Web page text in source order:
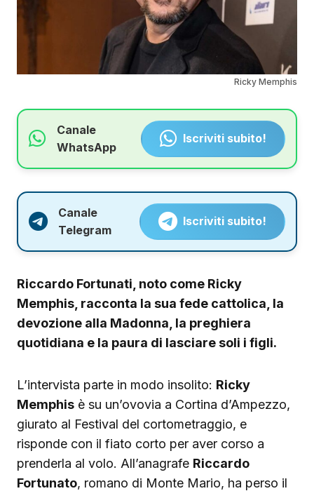
Ricky Memphis
Canale
WhatsApp
Iscriviti subito!
Canale
Telegram
Iscriviti subito!
Riccardo Fortunati, noto come Ricky
Memphis, racconta la sua fede cattolica, la
devozione alla Madonna, la preghiera
quotidiana e la paura di lasciare soli i figli.
L’intervista parte in modo insolito: Ricky
Memphis è su un’ovovia a Cortina d’Ampezzo,
giurato al Festival del cortometraggio, e
risponde con il fiato corto per aver corso a
prenderla al volo. All’anagrafe Riccardo
Fortunato, romano di Monte Mario, ha perso il